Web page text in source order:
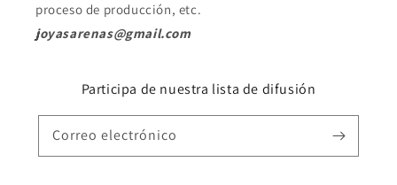
proceso de producción, etc.
joyasarenas@gmail.com
Participa de nuestra lista de difusión
Correo electrónico